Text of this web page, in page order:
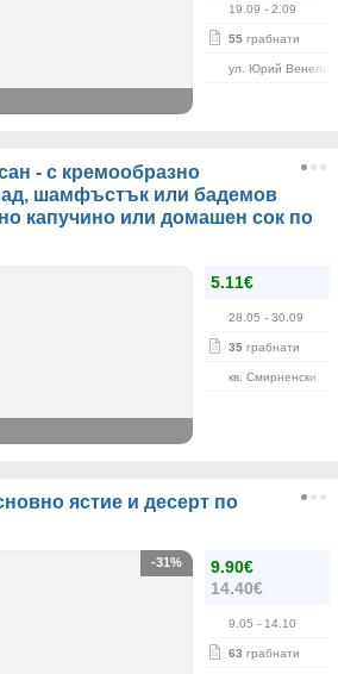
19.09 - 2.09
55 грабнати
ул. Юрий Венелин
- с кремообразно
шамфъстък или бадемов
капучино или домашен сок по
5.11€
28.05 - 30.09
35 грабнати
кв. Смирненски
ястие и десерт по
9.90€
14.40€
9.05 - 14.10
63 грабнати
-31%